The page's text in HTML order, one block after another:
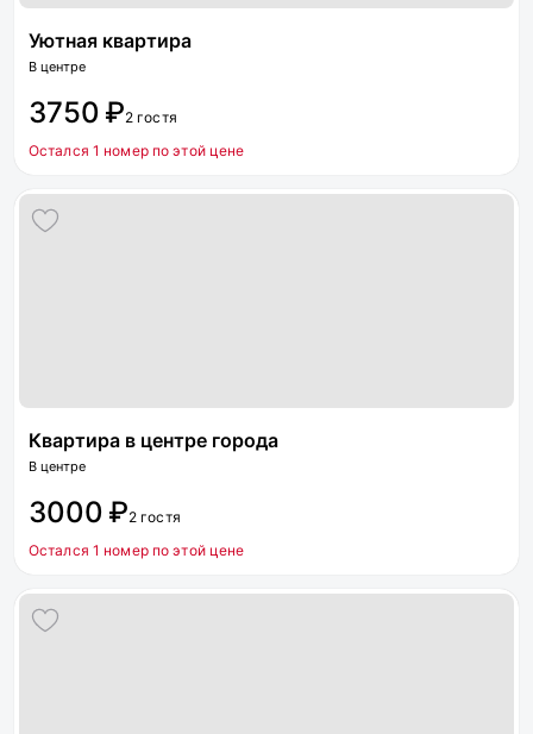
Уютная квартира
В центре
3750 ₽2 гостя
Остался 1 номер по этой цене
Квартира в центре города
В центре
3000 ₽2 гостя
Остался 1 номер по этой цене